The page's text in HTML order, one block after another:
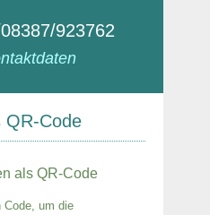
923762
QR-Code
Code, um die